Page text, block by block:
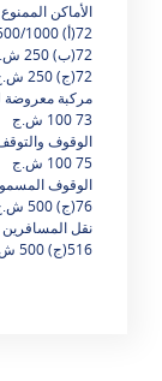
الأماكن
72(أ) 100/250/500/1000 ش.ج
72(ب) 250 ش.ج
72(ج) 250 ش.ج
مركبة معروضة
73 100 ش.ج
الوقوف
75 100 ش.ج
الوقوف
76(ج) 500 ش.ج
نقل
516(ج) 500 ش.ج